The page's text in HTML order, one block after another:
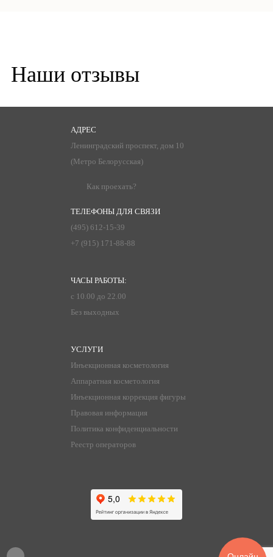
Наши отзывы
АДРЕС
Ленинградский проспект, дом 10
(Метро Белорусская)
Как проехать?
ТЕЛЕФОНЫ ДЛЯ СВЯЗИ
(495) 612-15-39
+7 (915) 171-88-88
ЧАСЫ РАБОТЫ:
с 10.00 до 22.00
Без выходных
УСЛУГИ
Инъекционная косметология
Аппаратная косметология
Инъекционная коррекция фигуры
Правовая информация
Политика конфиденциальности
Реестр операторов